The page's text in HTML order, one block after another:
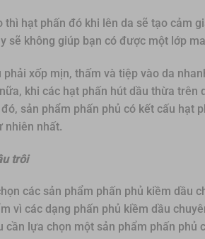
hạt phấn đó khi lên da sẽ tạo cảm
sẽ không giúp bạn có được một lớp
xốp mịn, thấm và tiệp vào da
khi các hạt phấn hút dầu thừa trên
sản phẩm phấn phủ có kết cấu hạt
nhiên nhất.
trôi
các sản phẩm phấn phủ kiềm dầu
vì các dạng phấn phủ kiềm dầu
lựa chọn một sản phẩm phấn phủ